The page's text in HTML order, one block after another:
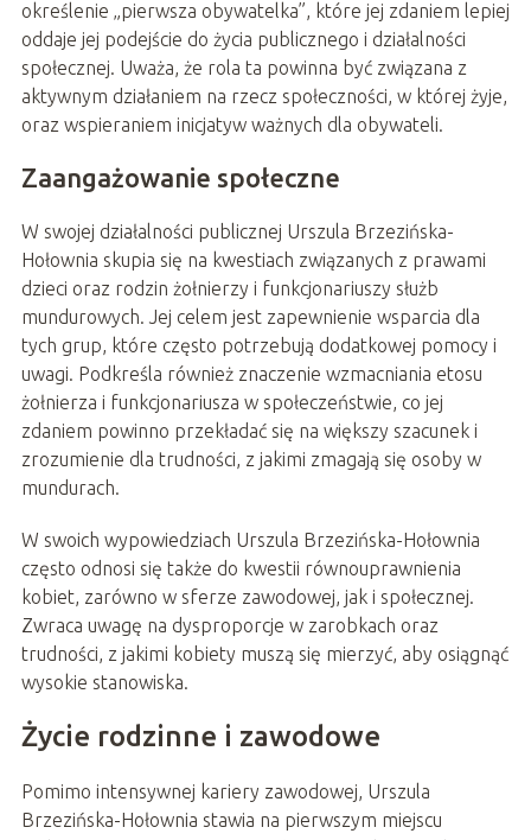
określenie „pierwsza obywatelka”, które jej zdaniem lepiej
oddaje jej podejście do życia publicznego i działalności
społecznej. Uważa, że rola ta powinna być związana z
aktywnym działaniem na rzecz społeczności, w której żyje,
oraz wspieraniem inicjatyw ważnych dla obywateli.
Zaangażowanie społeczne
W swojej działalności publicznej Urszula Brzezińska-
Hołownia skupia się na kwestiach związanych z prawami
dzieci oraz rodzin żołnierzy i funkcjonariuszy służb
mundurowych. Jej celem jest zapewnienie wsparcia dla
tych grup, które często potrzebują dodatkowej pomocy i
uwagi. Podkreśla również znaczenie wzmacniania etosu
żołnierza i funkcjonariusza w społeczeństwie, co jej
zdaniem powinno przekładać się na większy szacunek i
zrozumienie dla trudności, z jakimi zmagają się osoby w
mundurach.
W swoich wypowiedziach Urszula Brzezińska-Hołownia
często odnosi się także do kwestii równouprawnienia
kobiet, zarówno w sferze zawodowej, jak i społecznej.
Zwraca uwagę na dysproporcje w zarobkach oraz
trudności, z jakimi kobiety muszą się mierzyć, aby osiągnąć
wysokie stanowiska.
Życie rodzinne i zawodowe
Pomimo intensywnej kariery zawodowej, Urszula
Brzezińska-Hołownia stawia na pierwszym miejscu